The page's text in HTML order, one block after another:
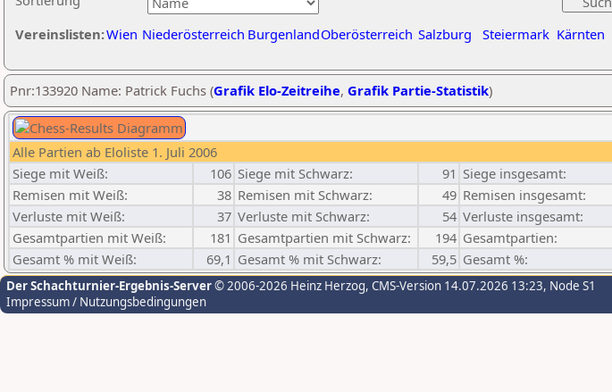
Vereinslisten:Wien Niederösterreich BurgenlandOberösterreich Salzburg Steiermark Kärnten
Pnr:133920 Name: Patrick Fuchs (Grafik Elo-Zeitreihe, Grafik Partie-Statistik)
Alle Partien ab Eloliste 1. Juli 2006
Siege mit Weiß:
106 Siege mit Schwarz: 91 Siege insgesamt:
Remisen mit Weiß:
38 Remisen mit Schwarz: 49 Remisen insgesamt:
Verluste mit Weiß:
37 Verluste mit Schwarz: 54 Verluste insgesamt:
Gesamtpartien mit Weiß:
181 Gesamtpartien mit Schwarz: 194 Gesamtpartien:
Gesamt % mit Weiß:
69,1 Gesamt % mit Schwarz: 59,5 Gesamt %:
Der Schachturnier-Ergebnis-Server© 2006-2026 Heinz Herzog, CMS-Version 14.07.2026 13:23, Node S1
Impressum / Nutzungsbedingungen